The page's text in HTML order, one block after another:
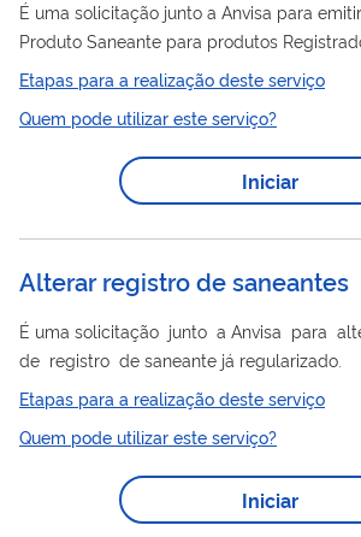
É uma solicitação junto a Anvisa para
Produto Saneante para produtos
Notificados. O documento serve para
comercializado no Brasil e pode ser
caso a empresa deseje exportar seus
Etapas para a realização deste serviço
Quem pode utilizar este serviço?
Iniciar
Alterar registro de saneantes
É uma solicitação junto a Anvisa para alterar as informações
de registro de saneante já regularizado. É necessária
quando o fabricante quer realiza r qualquer alteração no
produto , como fórmula, versão, embalagem, categoria, nome,
rótulo, prazo de validade, etc . Somente após a publicação no
Diário Oficial a empresa está autorizada a
Etapas para a realização deste serviço
Quem pode utilizar este serviço?
Iniciar